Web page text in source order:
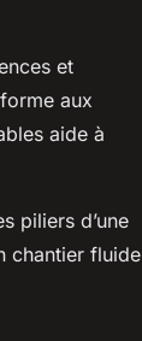
et
aux
aide à
piliers d’une
chantier fluide